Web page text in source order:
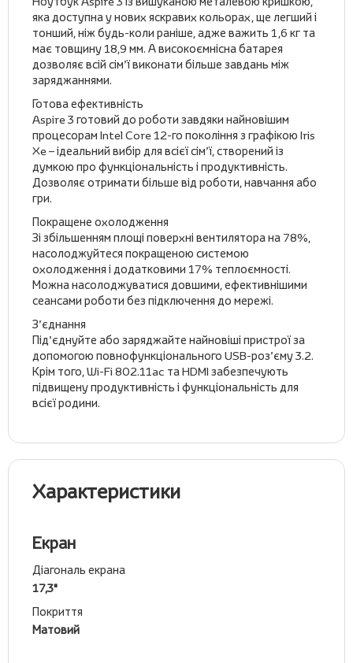
яка доступна у нових яскравих кольорах, ще легший і
тонший, ніж будь-коли раніше, адже важить 1,6 кг та
має товщину 18,9 мм. А високоємнісна батарея
дозволяє всій сім’ї виконати більше завдань між
заряджаннями.
Готова ефективність
Aspire 3 готовий до роботи завдяки найновішим
процесорам Intel Core 12-го покоління з графікою Iris
Xe – ідеальний вибір для всієї сім’ї, створений із
думкою про функціональність і продуктивність.
Дозволяє отримати більше від роботи, навчання або
гри.
Покращене охолодження
Зі збільшенням площі поверхні вентилятора на 78%,
насолоджуйтеся покращеною системою
охолодження і додатковими 17% теплоємності.
Можна насолоджуватися довшими, ефективнішими
сеансами роботи без підключення до мережі.
З’єднання
Під’єднуйте або заряджайте найновіші пристрої за
допомогою повнофункціонального USB-роз’єму 3.2.
Крім того, Wi-Fi 802.11ac та HDMI забезпечують
підвищену продуктивність і функціональність для
всієї родини.
Характеристики
Екран
Діагональ екрана
17,3"
Покриття
Матовий